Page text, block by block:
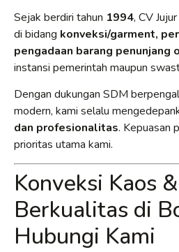
Sejak berdiri tahun 1994, CV
di bidang konveksi/garment,
pengadaan barang penunjang
instansi pemerintah maupun
Dengan dukungan SDM
modern, kami selalu
dan profesionalitas. Kepuasan
prioritas utama kami.
Konveksi Kaos
Berkualitas di
Hubungi Kami